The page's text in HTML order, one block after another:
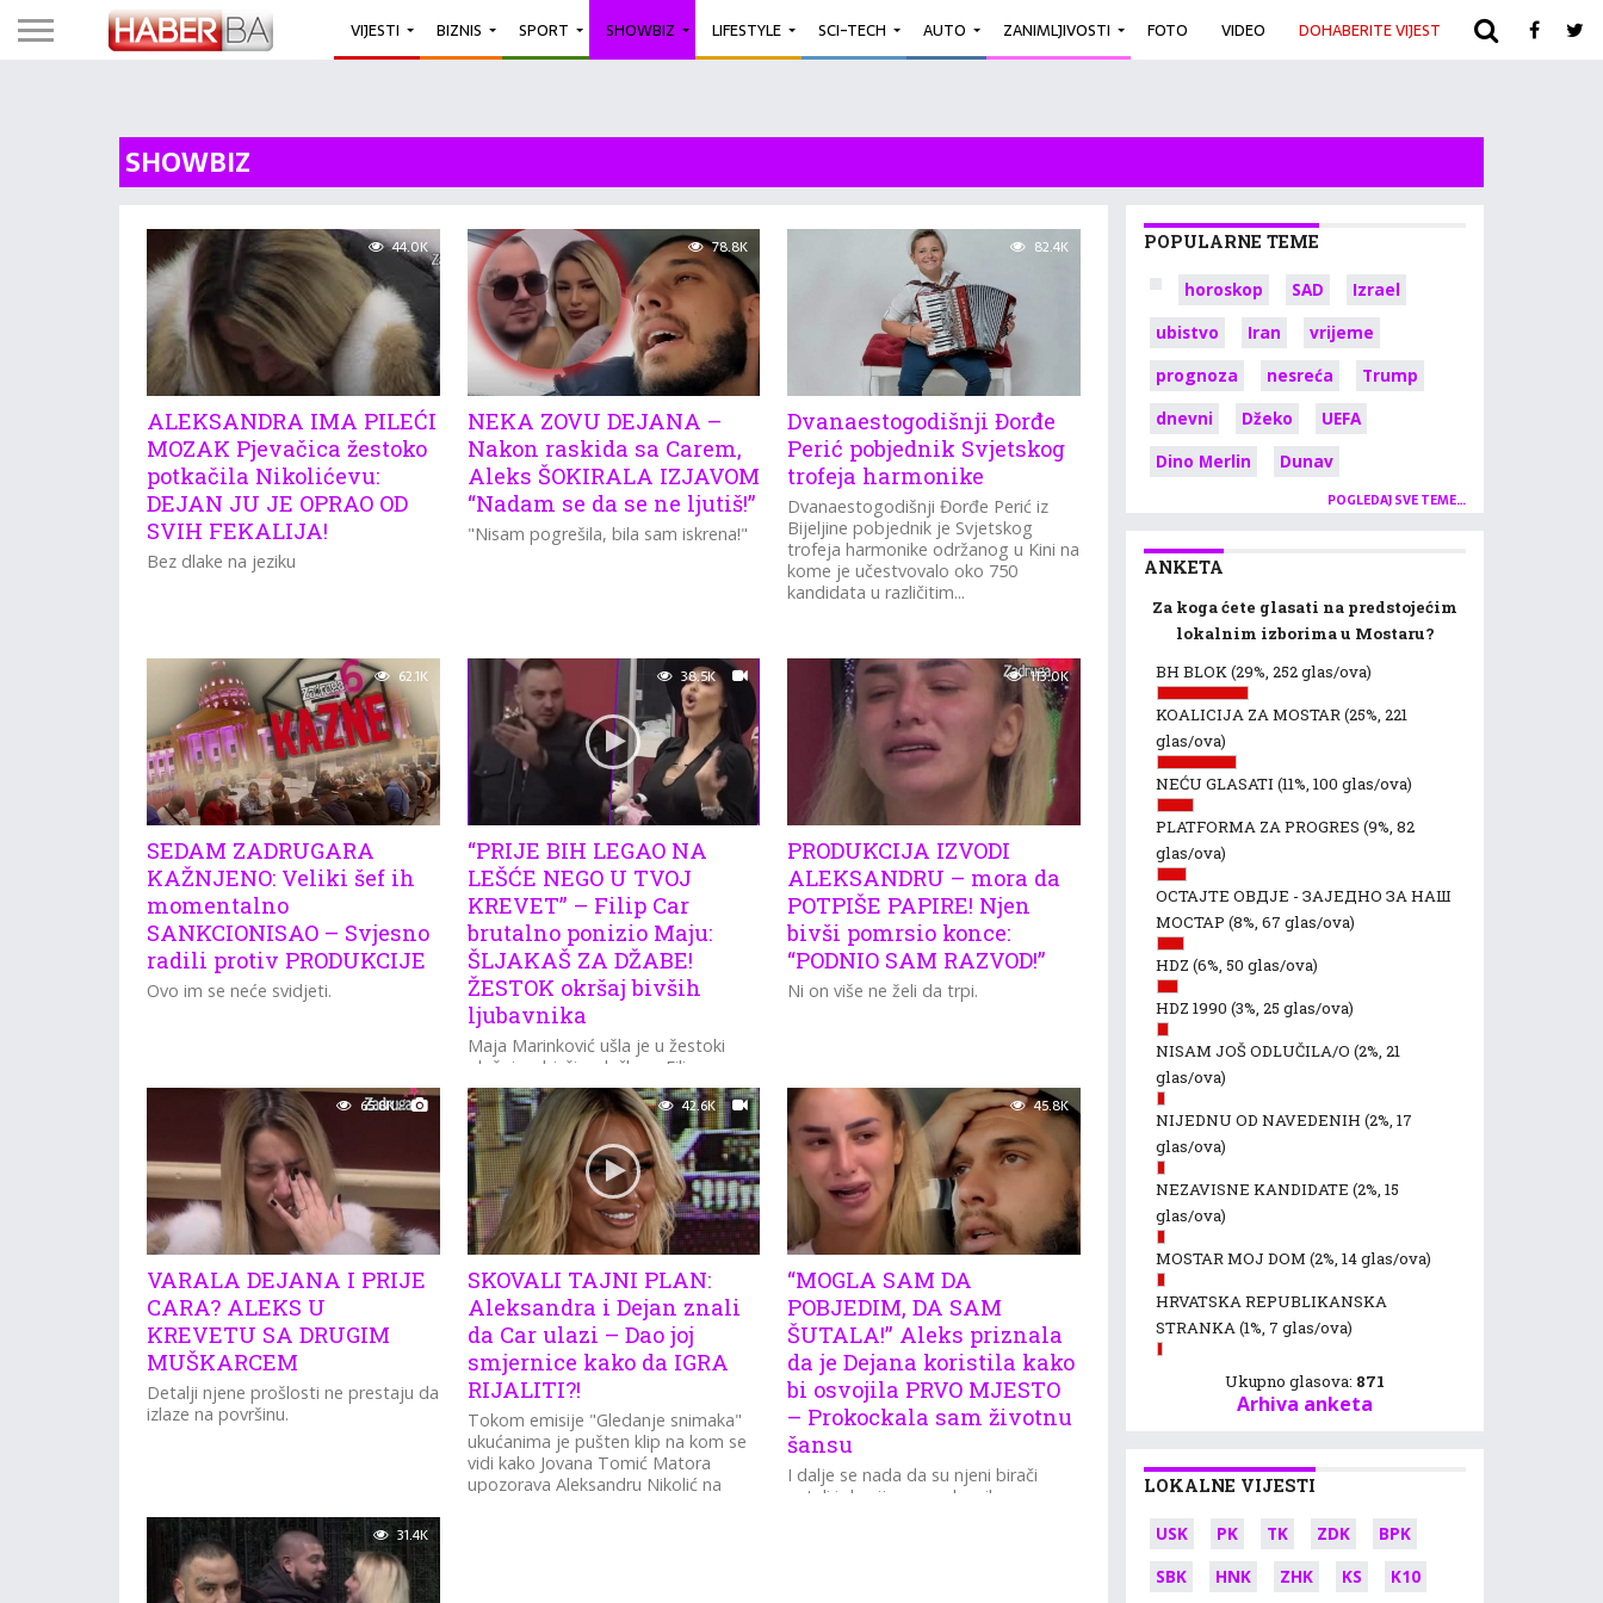
VIJESTI BIZNIS SPORT SHOWBIZ LIFESTYLE SCI-TECH AUTO ZANIMLJIVOSTI FOTO VIDEO DOHABERITE VIJEST ARHIVA
SHOWBIZ
44.0K
ALEKSANDRA IMA PILEĆI
MOZAK Pjevačica žestoko
potkačila Nikolićevu:
DEJAN JU JE OPRAO OD
SVIH FEKALIJA!
Bez dlake na jeziku
78.8K
NEKA ZOVU DEJANA –
Nakon raskida sa Carem,
Aleks ŠOKIRALA IZJAVOM
“Nadam se da se ne ljutiš!”
"Nisam pogrešila, bila sam iskrena!"
82.4K
Dvanaestogodišnji Đorđe
Perić pobjednik Svjetskog
trofeja harmonike
Dvanaestogodišnji Đorđe Perić iz
Bijeljine pobjednik je Svjetskog
trofeja harmonike održanog u Kini na
kome je učestvovalo oko 750
kandidata u različitim...
62.1K
SEDAM ZADRUGARA
KAŽNJENO: Veliki šef ih
momentalno
SANKCIONISAO – Svjesno
radili protiv PRODUKCIJE
Ovo im se neće svidjeti.
38.5K
“PRIJE BIH LEGAO NA
LEŠĆE NEGO U TVOJ
KREVET” – Filip Car
brutalno ponizio Maju:
ŠLJAKAŠ ZA DŽABE!
ŽESTOK okršaj bivših
ljubavnika
Maja Marinković ušla je u žestoki
okršaj sa bivšim dečkom Filipom
Carem i njegovom novom
izabranicom Aleksandrom Nikolić.
113.0K
PRODUKCIJA IZVODI
ALEKSANDRU – mora da
POTPIŠE PAPIRE! Njen
bivši pomrsio konce:
“PODNIO SAM RAZVOD!”
Ni on više ne želi da trpi.
65.8K
VARALA DEJANA I PRIJE
CARA? ALEKS U
KREVETU SA DRUGIM
MUŠKARCEM
Detalji njene prošlosti ne prestaju da
izlaze na površinu.
42.6K
SKOVALI TAJNI PLAN:
Aleksandra i Dejan znali
da Car ulazi – Dao joj
smjernice kako da IGRA
RIJALITI?!
Tokom emisije "Gledanje snimaka"
ukućanima je pušten klip na kom se
vidi kako Jovana Tomić Matora
upozorava Aleksandru Nikolić na
45.8K
“MOGLA SAM DA
POBJEDIM, DA SAM
ŠUTALA!” Aleks priznala
da je Dejana koristila kako
bi osvojila PRVO MJESTO
– Prokockala sam životnu
šansu
I dalje se nada da su njeni birači
ostali i da nije sve pokvarila.
31.4K
POPULARNE TEME
horoskop SAD
Izrael
ubistvo
Iran
vrijeme
prognoza
nesreća
Trump
dnevni
Džeko
UEFA
Dino Merlin
Dunav
POGLEDAJ SVE TEME…
ANKETA
Za koga ćete glasati na predstojećim
lokalnim izborima u Mostaru?
BH BLOK(29%, 252 glas/ova)
KOALICIJA ZA MOSTAR(25%, 221
glas/ova)
NEĆU GLASATI (11%, 100 glas/ova)
PLATFORMA ZA PROGRES (9%, 82
glas/ova)
ОСТАЈТЕ ОВДЈЕ - ЗАЈЕДНО ЗА НАШ
МОСТАР (8%, 67 glas/ova)
HDZ (6%, 50 glas/ova)
HDZ 1990 (3%, 25 glas/ova)
NISAM JOŠ ODLUČILA/O (2%, 21
glas/ova)
NIJEDNU OD NAVEDENIH (2%, 17
glas/ova)
NEZAVISNE KANDIDATE (2%, 15
glas/ova)
MOSTAR MOJ DOM (2%, 14 glas/ova)
HRVATSKA REPUBLIKANSKA
STRANKA(1%, 7 glas/ova)
Ukupno glasova: 871
Arhiva anketa
LOKALNE VIJESTI
USK PK TK ZDK
BPK
SBK
HNK ZHK KS
K10